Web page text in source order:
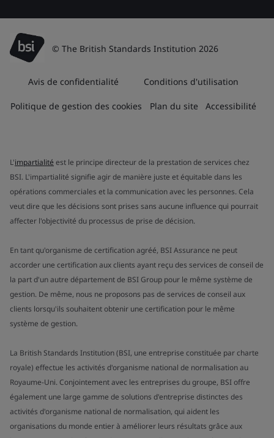
© The British Standards Institution 2026
Avis de confidentialité Conditions d'utilisation
Politique de gestion des cookies Plan du site Accessibilité
L'impartialité est le principe directeur de la prestation de services chez
BSI. L'impartialité signifie agir de manière juste et équitable dans les
opérations commerciales et la communication avec les personnes. Cela
veut dire que les décisions sont prises sans aucune influence qui pourrait
affecter l'objectivité du processus de prise de décision.
En tant qu'organisme de certification agréé, BSI Assurance ne peut
accorder une certification aux clients ayant reçu des services de conseil de
la part d'un autre département de BSI Group pour le même système de
gestion. De même, nous ne proposons pas de services de conseil aux
clients lorsqu'ils souhaitent obtenir une certification pour le même
système de gestion.
La British Standards Institution (BSI, une entreprise constituée par charte
royale) effectue les activités d'organisme national de normalisation au
Royaume-Uni. Conjointement avec les entreprises du groupe, BSI offre
également une large gamme de solutions d'entreprise distinctes des
activités d'organisme national de normalisation, qui aident les
organisations du monde entier à améliorer leurs résultats grâce aux